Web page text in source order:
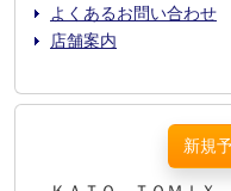
よくあるお問い合わせ
店舗案内
新規